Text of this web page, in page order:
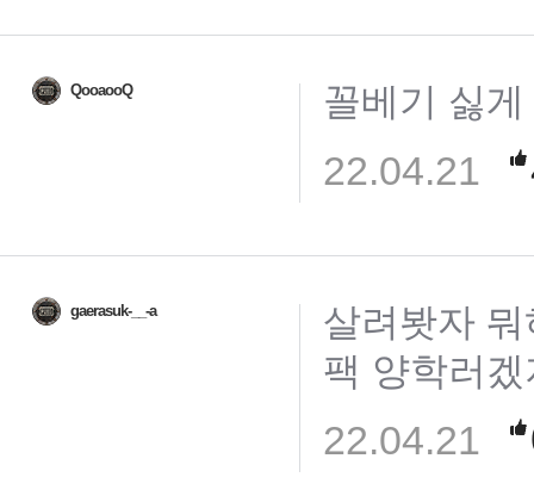
QooaooQ 꼴베기 싫
22.04.21
gaerasuk-__-a
살려봣자
팩 양학러겠
22.04.21